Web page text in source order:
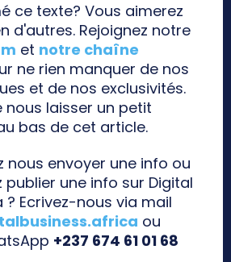
ce texte? Vous aimerez
d'autres. Rejoignez notre
et notre chaîne
ne rien manquer de nos
et de nos exclusivités.
nous laisser un petit
bas de cet article.
nous envoyer une info ou
une info sur Digital
? Ecrivez-nous via mail
ou
+237 674 61 01 68